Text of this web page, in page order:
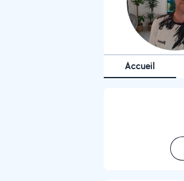
Accueil